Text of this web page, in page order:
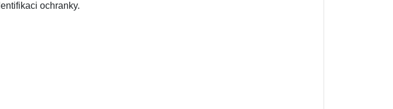
ochranky.